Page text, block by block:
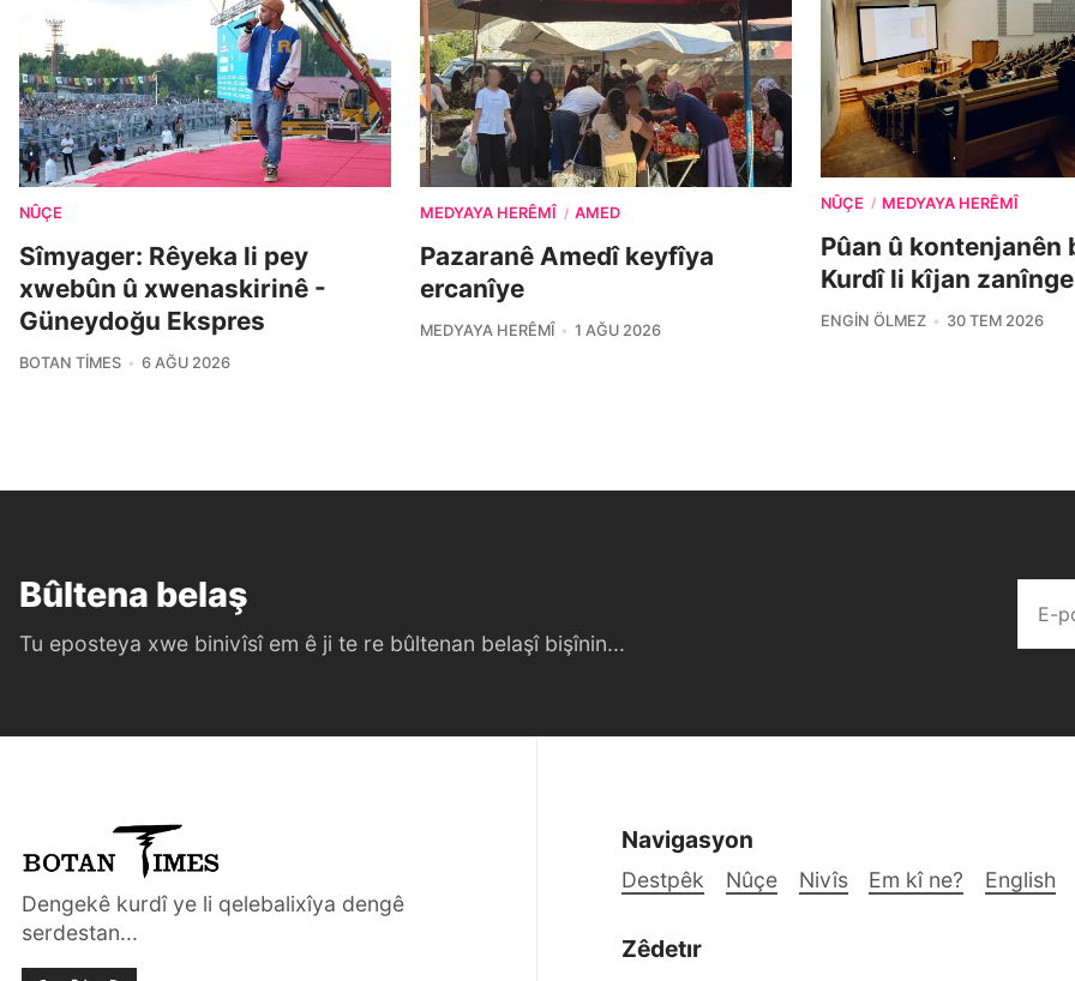
NÛÇE
Sîmyager: Rêyeka li pey
xwebûn û xwenaskirinê -
Güneydoğu Ekspres
BOTAN TIMES 6 AĞU 2026
MEDYAYA HERÊMÎ / AMED
Pazaranê Amedî keyfîya
ercanîye
MEDYAYA HERÊMÎ 1 AĞU 2026
NÛÇE / MEDYAYA HERÊMÎ
Pûan û kontenjanên
Kurdî li kîjan
ENGIN ÖLMEZ 30 TEM 2026
Bûltena belaş
Tu eposteya xwe binivîsî em ê ji te re bûltenan belaşî bişînin...
Dengekê kurdî ye li qelebalixîya dengê
serdestan...
Navigasyon
Destpêk Nûçe Nivîs Em kî ne? English
Zêdetır